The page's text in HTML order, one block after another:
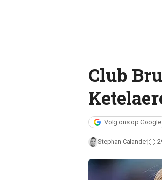
Club
Volg ons op Google
Stephan Calander